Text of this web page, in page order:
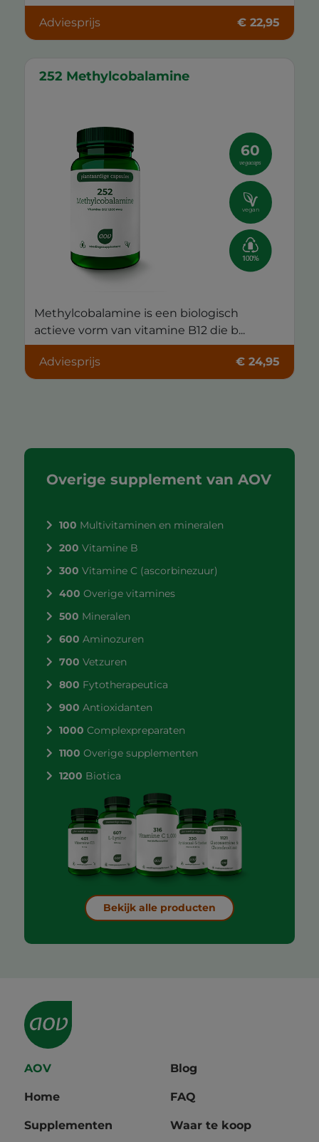
Adviesprijs € 22,95
252 Methylcobalamine
60
vegacaps
vegan
Methylcobalamine is een biologisch
actieve vorm van vitamine B12 die b...
Adviesprijs € 24,95
Overige supplement van AOV
100 Multivitaminen en mineralen
200Vitamine B
300Vitamine C (ascorbinezuur)
400Overige vitamines
500 Mineralen
600Aminozuren
700Vetzuren
800 Fytotherapeutica
900Antioxidanten
1000Complexpreparaten
1100Overige supplementen
1200 Biotica
Bekijk alle producten
AOV
Home
Supplementen
Blog
FAQ
Waar te koop